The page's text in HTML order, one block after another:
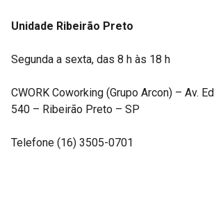
Unidade Ribeirão Preto
Segunda a sexta, das 8 h às 18 h
CWORK Coworking (Grupo Arcon) – Av.
540 – Ribeirão Preto – SP
Telefone (16) 3505-0701